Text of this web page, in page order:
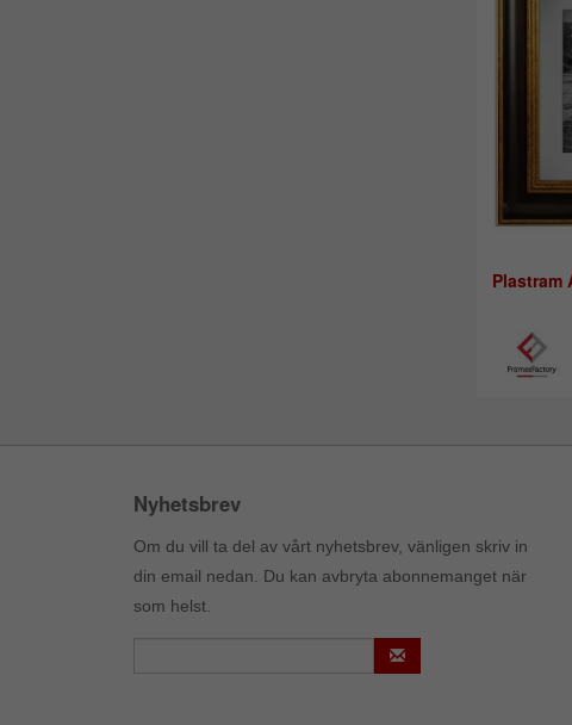
Plastram
Nyhetsbrev
Om du vill ta del av vårt nyhetsbrev, vänligen skriv in
din email nedan. Du kan avbryta abonnemanget när
som helst.